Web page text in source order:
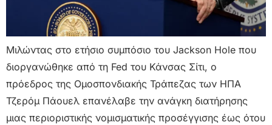
Μιλώντας στο ετήσιο συμπόσιο του Jackson Hole που
διοργανώθηκε από τη Fed του Κάνσας Σίτι, ο
πρόεδρος της Ομοσπονδιακής Τράπεζας των ΗΠΑ
Τζερόμ Πάουελ επανέλαβε την ανάγκη διατήρησης
μιας περιοριστικής νομισματικής προσέγγισης έως ότου